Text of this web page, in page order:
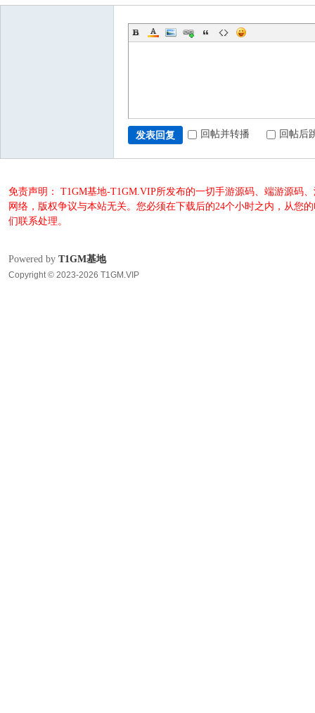
发表回复 回帖并转播 回帖后
免责声明： T1GM基地-T1GM.VIP所发布的一切手游源码、端游源码
网络，版权争议与本站无关。您必须在下载后的24个小时之内，从您
们联系处理。
Powered by T1GM基地
Copyright © 2023-2026 T1GM.VIP